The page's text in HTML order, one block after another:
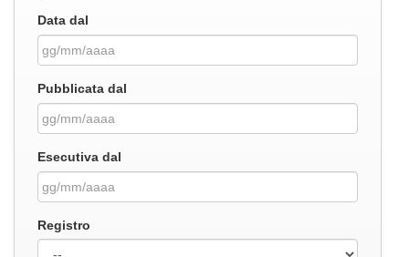
Data dal
Pubblicata dal
Esecutiva dal
Registro